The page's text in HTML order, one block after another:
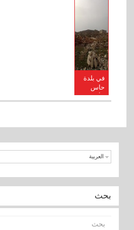
في بلدة
حاس
الأهالي
العربية
بحث